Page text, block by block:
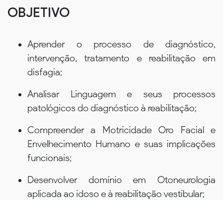
OBJETIVO
Aprender o processo de diagnóstico,
intervenção, tratamento e reabilitação em
disfagia;
Analisar Linguagem e seus processos
patológicos do diagnóstico à reabilitação;
Compreender a Motricidade Oro Facial e
Envelhecimento Humano e suas implicações
funcionais;
Desenvolver domínio em Otoneurologia
aplicada ao idoso e à reabilitação vestibular;